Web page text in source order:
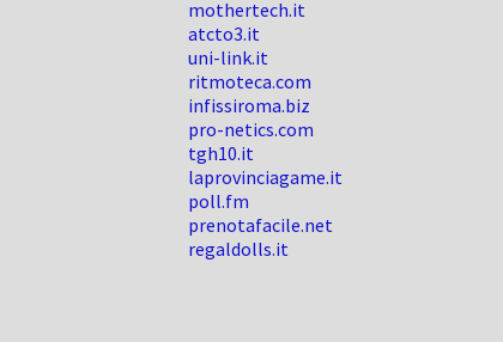
mothertech.it
atcto3.it
uni-link.it
ritmoteca.com
infissiroma.biz
pro-netics.com
tgh10.it
laprovinciagame.it
poll.fm
prenotafacile.net
regaldolls.it